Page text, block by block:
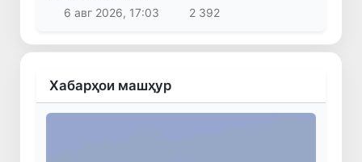
6 авг 2026, 17:03
2 392
Хабарҳои машҳур